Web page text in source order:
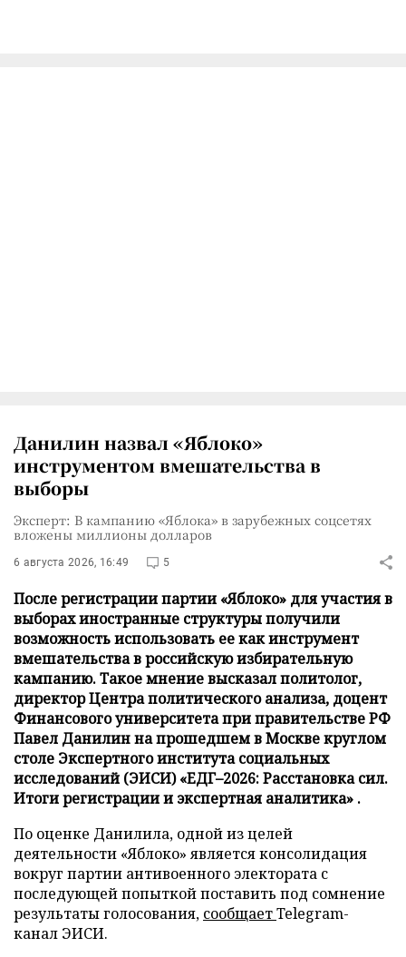
Данилин назвал «Яблоко»
инструментом вмешательства в
выборы
Эксперт: В кампанию «Яблока» в зарубежных соцсетях
вложены миллионы долларов
6 августа 2026, 16:49 5
После регистрации партии «Яблоко» для участия в
выборах иностранные структуры получили
возможность использовать ее как инструмент
вмешательства в российскую избирательную
кампанию. Такое мнение высказал политолог,
директор Центра политического анализа, доцент
Финансового университета при правительстве РФ
Павел Данилин на прошедшем в Москве круглом
столе Экспертного института социальных
исследований (ЭИСИ) «ЕДГ–2026: Расстановка сил.
Итоги регистрации и экспертная аналитика» .
По оценке Данилила, одной из целей
деятельности «Яблоко» является консолидация
вокруг партии антивоенного электората с
последующей попыткой поставить под сомнение
результаты голосования, сообщаетTelegram-
канал ЭИСИ.